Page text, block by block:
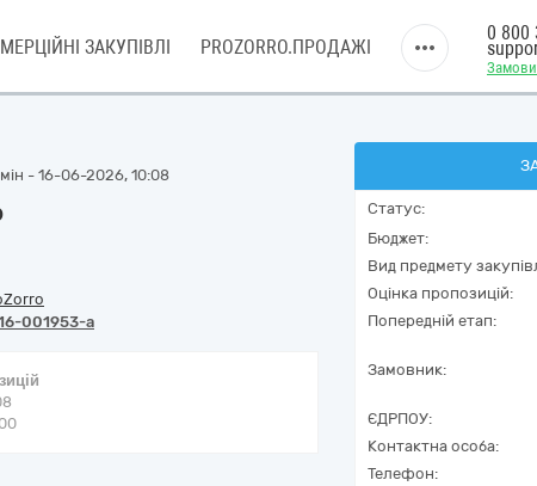
ЗАКУПІВЛІ PROZORRO.ПРОДАЖІ
0 800
- 16-06-2026, 10:08
001953-a
Статус:
Бюджет:
Вид предмету
Оцінка пропозицій:
Попередній етап:
Замовник:
ЄДРПОУ:
Контактна особа:
Телефон: